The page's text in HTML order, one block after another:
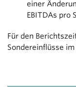
einer
EBITDAs pro
Für den
Sondereinflüsse